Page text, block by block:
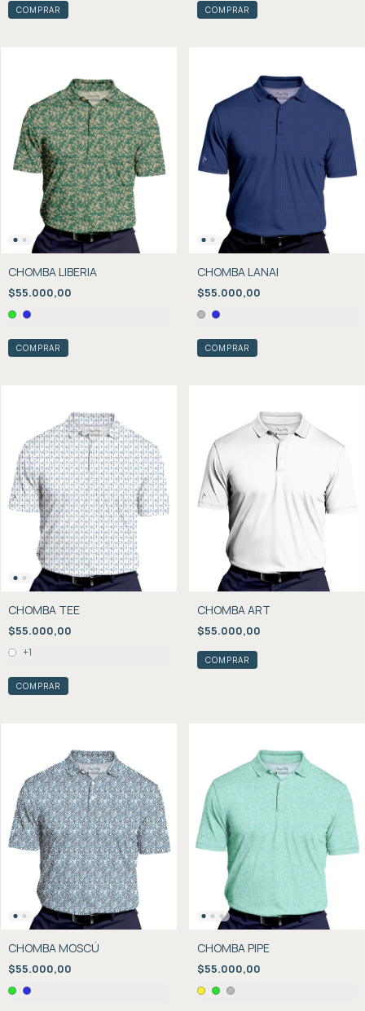
COMPRAR COMPRAR
CHOMBA LIBERIA
$55.000,00
COMPRAR
CHOMBA LANAI
$55.000,00
COMPRAR
CHOMBA TEE
$55.000,00
+1
COMPRAR
CHOMBA ART
$55.000,00
COMPRAR
CHOMBA MOSCÚ
$55.000,00
CHOMBA PIPE
$55.000,00